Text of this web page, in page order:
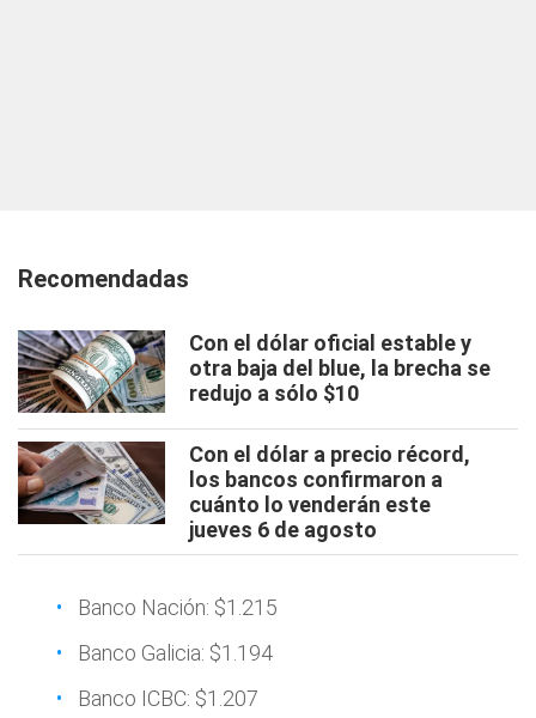
Recomendadas
Con el dólar oficial estable y
otra baja del blue, la brecha se
redujo a sólo $10
Con el dólar a precio récord,
los bancos confirmaron a
cuánto lo venderán este
jueves 6 de agosto
Banco Nación: $1.215
Banco Galicia: $1.194
Banco ICBC: $1.207